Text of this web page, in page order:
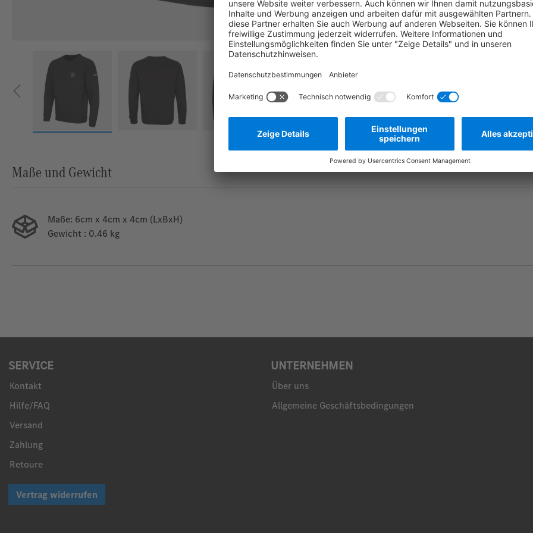
Frage stellen
Maße und Gewicht
Maße: 6cm x 4cm x 4cm (LxBxH)
Gewicht : 0.46 kg
SERVICE
Kontakt
Hilfe/FAQ
Versand
Zahlung
Retoure
UNTERNEHMEN
Über uns
Allgemeine Geschäftsbedingungen
Vertrag widerrufen